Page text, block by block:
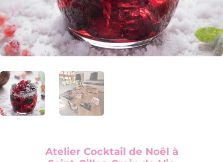
Atelier Cocktail de Noël à